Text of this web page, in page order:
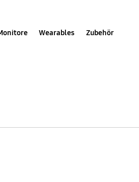
Wearables Zubehör